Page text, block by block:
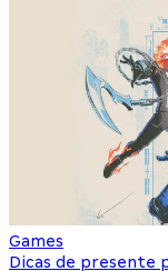
Games
Dicas de presente